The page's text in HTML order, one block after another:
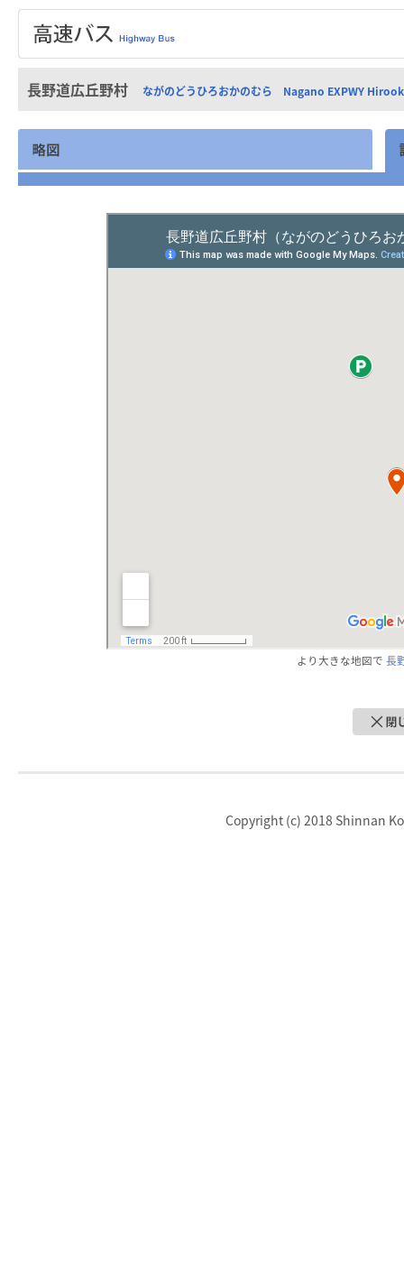
長野道広丘野村 ながのどうひろおかのむら Nagano EXPWY
より大きな地図で 長
Copyright (c) 2018 Shinnan